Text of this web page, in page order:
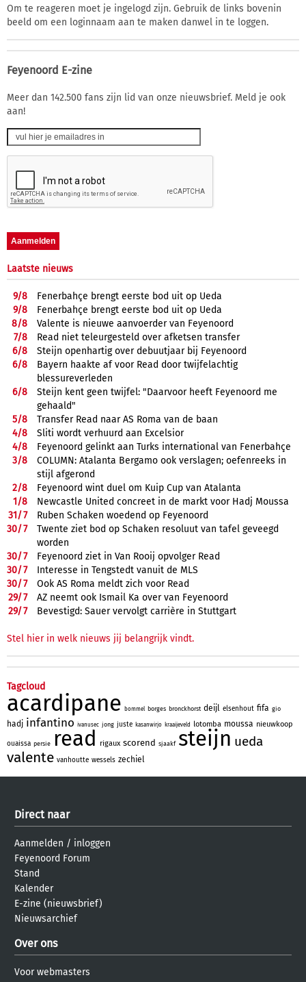
Om te reageren moet je ingelogd zijn. Gebruik de links bovenin
beeld om een loginnaam aan te maken danwel in te loggen.
Feyenoord E-zine
Meer dan 142.500 fans zijn lid van onze nieuwsbrief. Meld je ook
aan!
Laatste nieuws
9/8
Fenerbahçe brengt eerste bod uit op Ueda
9/8
Fenerbahçe brengt eerste bod uit op Ueda
8/8
Valente is nieuwe aanvoerder van Feyenoord
7/8
Read niet teleurgesteld over afketsen transfer
6/8
Steijn openhartig over debuutjaar bij Feyenoord
6/8
Bayern haakte af voor Read door twijfelachtig
blessureverleden
6/8
Steijn kent geen twijfel: "Daarvoor heeft Feyenoord me
gehaald"
5/8
Transfer Read naar AS Roma van de baan
4/8
Sliti wordt verhuurd aan Excelsior
4/8
Feyenoord gelinkt aan Turks international van Fenerbahçe
3/8
COLUMN: Atalanta Bergamo ook verslagen; oefenreeks in
stijl afgerond
2/8
Feyenoord wint duel om Kuip Cup van Atalanta
1/8
Newcastle United concreet in de markt voor Hadj Moussa
31/7
Ruben Schaken woedend op Feyenoord
30/7
Twente ziet bod op Schaken resoluut van tafel geveegd
worden
30/7
Feyenoord ziet in Van Rooij opvolger Read
30/7
Interesse in Tengstedt vanuit de MLS
30/7
Ook AS Roma meldt zich voor Read
29/7
AZ neemt ook Ismail Ka over van Feyenoord
29/7 Bevestigd: Sauer vervolgt carrière in Stuttgart
Stel hier in welk nieuws jij belangrijk vindt.
Tagcloud
acardipane bommel borges bronckhorst deijl elsenhout fifa gio
hadj infantino ivanusec jong juste kasanwirjo kraaijeveld lotomba moussa nieuwkoop
ouaissa persie read rigaux scorend sjaakf steijn ueda
valente vanhoutte wessels zechiel
Direct naar
Aanmelden / inloggen
Feyenoord Forum
Stand
Kalender
E-zine (nieuwsbrief)
Nieuwsarchief
Over ons
Voor webmasters